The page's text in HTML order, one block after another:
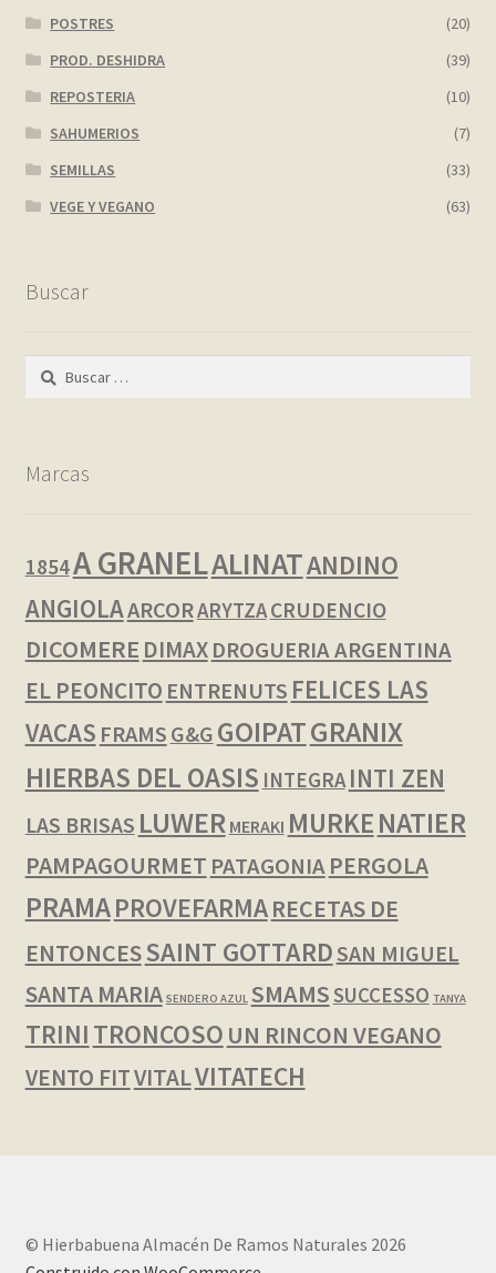
POSTRES
(20)
PROD. DESHIDRA
(39)
REPOSTERIA
(10)
SAHUMERIOS
(7)
SEMILLAS
(33)
VEGE Y VEGANO
(63)
Buscar
Buscar:
Marcas
1854A GRANELALINATANDINO
ANGIOLAARCORARYTZACRUDENCIO
DICOMERE DIMAX DROGUERIA ARGENTINA
EL PEONCITO ENTRENUTS FELICES LAS
VACAS FRAMS G&G GOIPATGRANIX
HIERBAS DEL OASIS INTEGRA INTI ZEN
LAS BRISAS LUWER MERAKI MURKENATIER
PAMPAGOURMET PATAGONIA PERGOLA
PRAMAPROVEFARMARECETAS DE
ENTONCESSAINT GOTTARDSAN MIGUEL
SANTA MARIA SENDERO AZUL SMAMSSUCCESSO TANYA
TRINI TRONCOSO UN RINCON VEGANO
VENTO FITVITALVITATECH
© Hierbabuena Almacén De Ramos Naturales 2026